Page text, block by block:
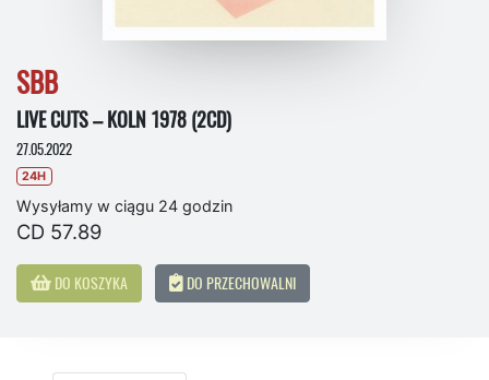
SBB
LIVE CUTS – KOLN 1978 (2CD)
27.05.2022
24H
Wysyłamy w ciągu 24 godzin
CD 57.89
DO KOSZYKA DO PRZECHOWALNI